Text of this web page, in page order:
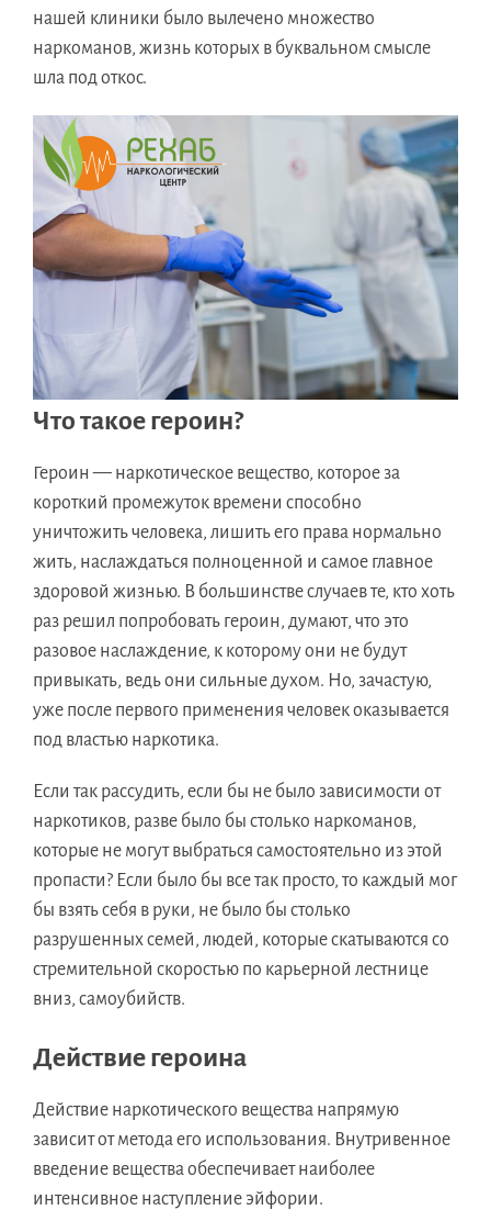
нашей клиники было вылечено множество
наркоманов, жизнь которых в буквальном смысле
шла под откос.
Что такое героин?
Героин — наркотическое вещество, которое за
короткий промежуток времени способно
уничтожить человека, лишить его права нормально
жить, наслаждаться полноценной и самое главное
здоровой жизнью. В большинстве случаев те, кто хоть
раз решил попробовать героин, думают, что это
разовое наслаждение, к которому они не будут
привыкать, ведь они сильные духом. Но, зачастую,
уже после первого применения человек оказывается
под властью наркотика.
Если так рассудить, если бы не было зависимости от
наркотиков, разве было бы столько наркоманов,
которые не могут выбраться самостоятельно из этой
пропасти? Если было бы все так просто, то каждый мог
бы взять себя в руки, не было бы столько
разрушенных семей, людей, которые скатываются со
стремительной скоростью по карьерной лестнице
вниз, самоубийств.
Действие героина
Действие наркотического вещества напрямую
зависит от метода его использования. Внутривенное
введение вещества обеспечивает наиболее
интенсивное наступление эйфории.